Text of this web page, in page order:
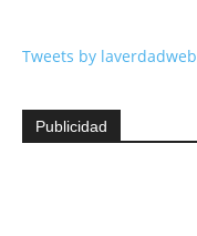
Tweets by laverdadweb
Publicidad